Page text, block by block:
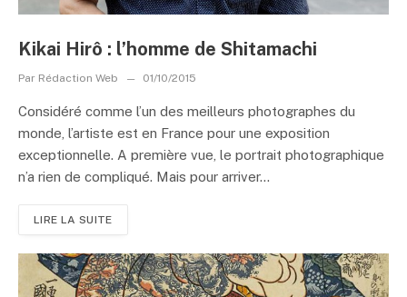
Kikai Hirô : l’homme de Shitamachi
Par Rédaction Web 01/10/2015
Considéré comme l’un des meilleurs photographes du
monde, l’artiste est en France pour une exposition
exceptionnelle. A première vue, le portrait photographique
n’a rien de compliqué. Mais pour arriver...
LIRE LA SUITE